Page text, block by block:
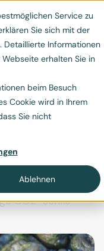
Service zu
Sie sich mit der
Detaillierte Informationen
erhalten Sie in
beim Besuch
Cookie wird in Ihrem
Sie nicht
Ablehnen
den
– die
dem
CO2-Senke